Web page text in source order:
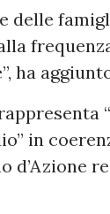
delle
ha
in
d’Azione